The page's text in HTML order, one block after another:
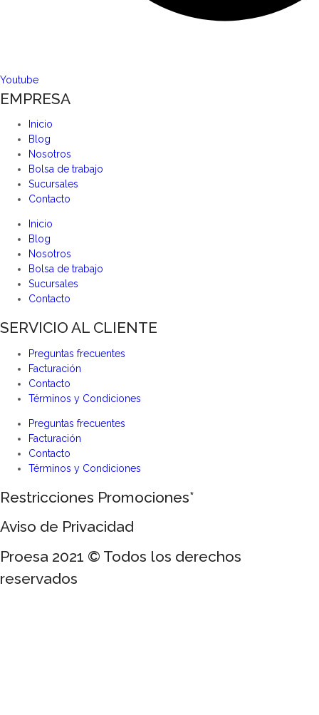
Youtube
EMPRESA
Inicio
Blog
Nosotros
Bolsa de trabajo
Sucursales
Contacto
Inicio
Blog
Nosotros
Bolsa de trabajo
Sucursales
Contacto
SERVICIO AL CLIENTE
Preguntas frecuentes
Facturación
Contacto
Términos y Condiciones
Preguntas frecuentes
Facturación
Contacto
Términos y Condiciones
Restricciones Promociones*
Aviso de Privacidad
Proesa 2021 © Todos los derechos
reservados